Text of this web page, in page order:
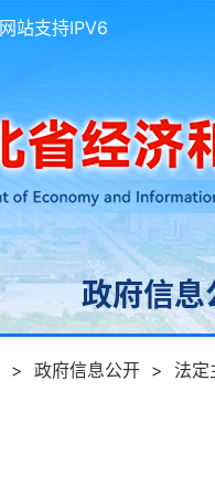
网站支持IPV6
政府信息
> 政府信息公开 > 法定